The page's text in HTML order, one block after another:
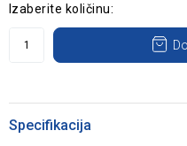
Izaberite količinu:
Specifikacija